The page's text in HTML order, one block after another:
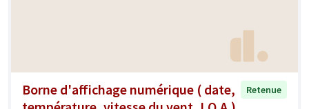
Borne d'affichage numérique ( date,
Retenue